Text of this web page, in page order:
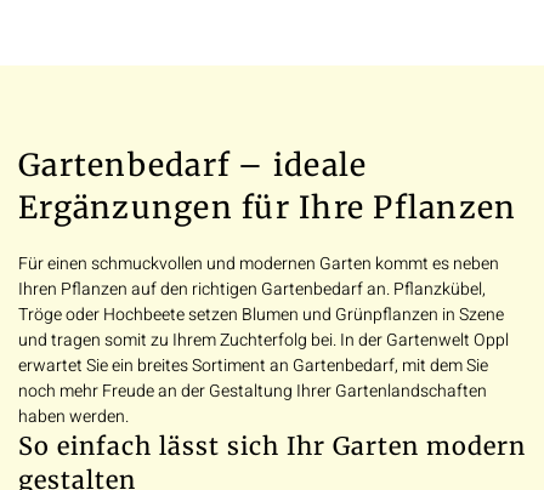
Gartenbedarf – ideale
Ergänzungen für Ihre Pflanzen
Für einen schmuckvollen und modernen Garten kommt es neben
Ihren Pflanzen auf den richtigen Gartenbedarf an. Pflanzkübel,
Tröge oder Hochbeete setzen Blumen und Grünpflanzen in Szene
und tragen somit zu Ihrem Zuchterfolg bei. In der Gartenwelt Oppl
erwartet Sie ein breites Sortiment an Gartenbedarf, mit dem Sie
noch mehr Freude an der Gestaltung Ihrer Gartenlandschaften
haben werden.
So einfach lässt sich Ihr Garten modern
gestalten